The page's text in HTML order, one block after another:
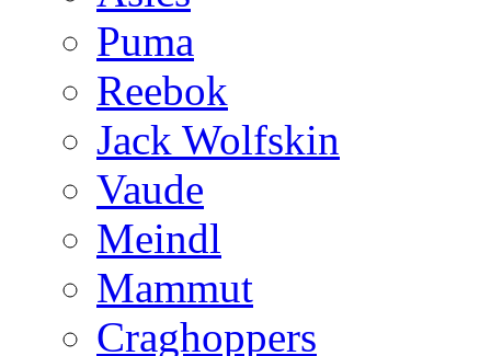
Puma
Reebok
Jack Wolfskin
Vaude
Meindl
Mammut
Craghoppers